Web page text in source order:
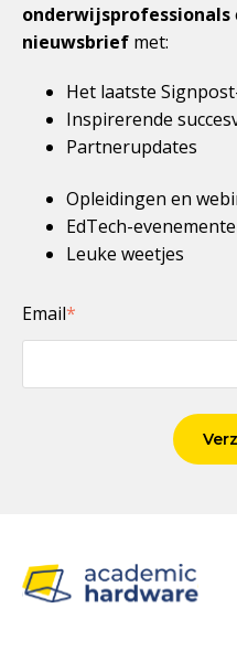
onderwijsprofessionals
nieuwsbrief met:
Het laatste
Inspirerende
Partnerupdates
Opleidingen en
EdTech-
Leuke weetjes
Email*